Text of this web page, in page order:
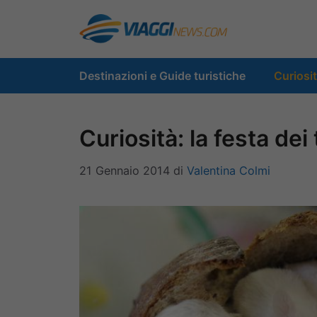
contenuto
Destinazioni e Guide turistiche
Curiosità: la festa
21 Gennaio 2014 di Valentina Colmi